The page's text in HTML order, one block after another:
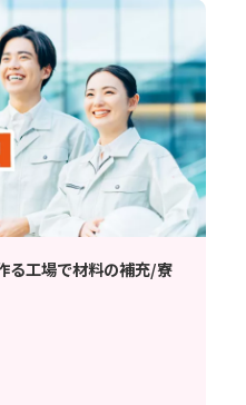
る工場で材料の補充/寮